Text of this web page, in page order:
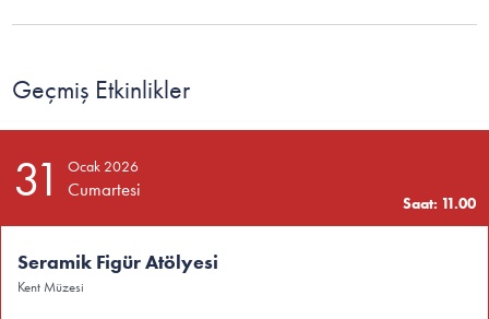
Geçmiş Etkinlikler
31 Ocak 2026
Cumartesi
Saat: 11.00
Seramik Figür Atölyesi
Kent Müzesi